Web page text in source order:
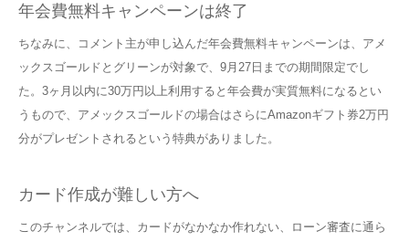
年会費無料キャンペーンは終了
ちなみに、コメント主が申し込んだ年会費無料キャンペーンは、アメ
ックスゴールドとグリーンが対象で、9月27日までの期間限定でし
た。3ヶ月以内に30万円以上利用すると年会費が実質無料になるとい
うもので、アメックスゴールドの場合はさらにAmazonギフト券2万円
分がプレゼントされるという特典がありました。
カード作成が難しい方へ
このチャンネルでは、カードがなかなか作れない、ローン審査に通ら